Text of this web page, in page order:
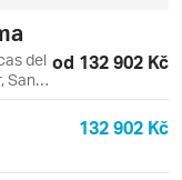
del
San
od 132 902 Kč
132 902 Kč